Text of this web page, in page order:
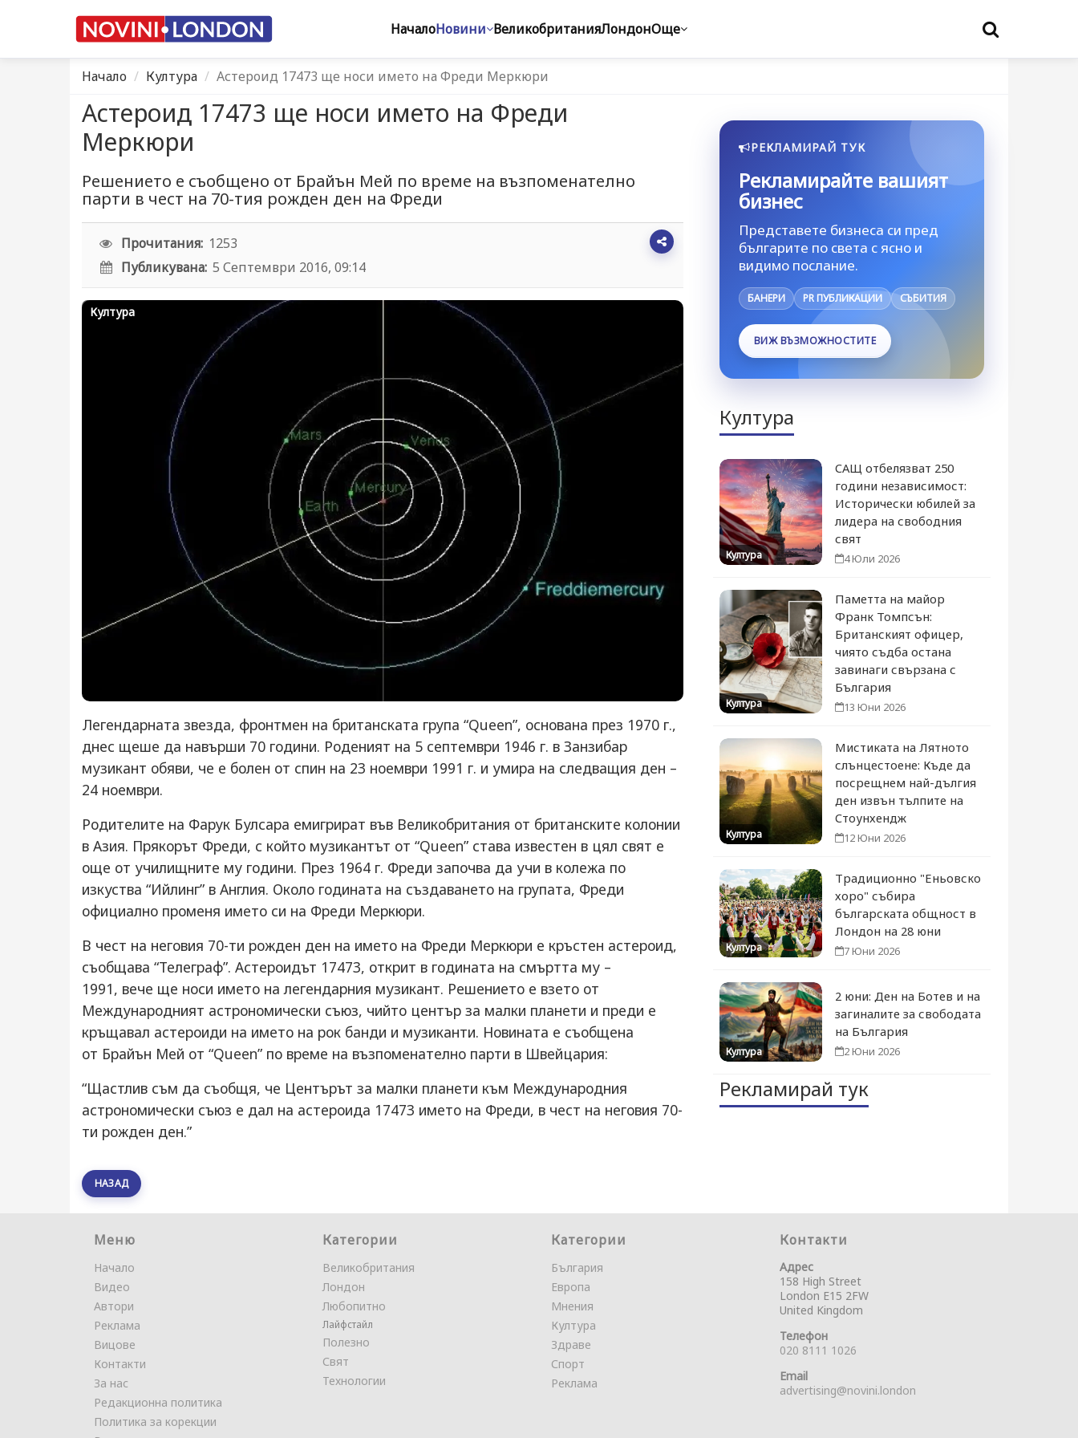
НачалоНовини ВеликобританияЛондонОще
Начало Култура Астероид 17473 ще носи името на Фреди Меркюри
Астероид 17473 ще носи името на Фреди
Меркюри
Решението е съобщено от Брайън Мей по време на възпоменателно
парти в чест на 70-тия рожден ден на Фреди
Прочитания: 1253
Публикувана: 5 Септември 2016, 09:14
Култура
Легендарната звезда, фронтмен на британската група “Queen”, основана през 1970 г.,
днес щеше да навърши 70 години. Роденият на 5 септември 1946 г. в Занзибар
музикант обяви, че е болен от спин на 23 ноември 1991 г. и умира на следващия ден –
24 ноември.
Родителите на Фарук Булсара емигрират във Великобритания от британските колонии
в Азия. Прякорът Фреди, с който музикантът от “Queen” става известен в цял свят е
още от училищните му години. През 1964 г. Фреди започва да учи в колежа по
изкуства “Ийлинг” в Англия. Около годината на създаването на групата, Фреди
официално променя името си на Фреди Меркюри.
В чест на неговия 70-ти рожден ден на името на Фреди Меркюри е кръстен астероид,
съобщава “Телеграф”. Астероидът 17473, открит в годината на смъртта му –
1991, вече ще носи името на легендарния музикант. Решението е взето от
Международният астрономически съюз, чийто център за малки планети и преди е
кръщавал астероиди на името на рок банди и музиканти. Новината е съобщена
от Брайън Мей от “Queen” по време на възпоменателно парти в Швейцария:
“Щастлив съм да съобщя, че Центърът за малки планети към Международния
астрономически съюз е дал на астероида 17473 името на Фреди, в чест на неговия 70-
ти рожден ден.”
НАЗАД
РЕКЛАМИРАЙ ТУК
Рекламирайте вашият
бизнес
Представете бизнеса си пред
българите по света с ясно и
видимо послание.
БАНЕРИ PR ПУБЛИКАЦИИ СЪБИТИЯ
ВИЖ ВЪЗМОЖНОСТИТЕ
Култура
Култура
САЩ отбелязват 250
години независимост:
Исторически юбилей за
лидера на свободния
свят
4 Юли 2026
Култура
Паметта на майор
Франк Томпсън:
Британският офицер,
чиято съдба остана
завинаги свързана с
България
13 Юни 2026
Култура
Мистиката на Лятното
слънцестоене: Къде да
посрещнем най-дългия
ден извън тълпите на
Стоунхендж
12 Юни 2026
Култура
Традиционно "Еньовско
хоро" събира
българската общност в
Лондон на 28 юни
7 Юни 2026
Култура
2 юни: Ден на Ботев и на
загиналите за свободата
на България
2 Юни 2026
Рекламирай тук
Меню
Начало
Видео
Автори
Реклама
Вицове
Контакти
За нас
Редакционна политика
Политика за корекции
Категории
Великобритания
Лондон
Любопитно
Лайфстайл
Полезно
Свят
Технологии
Категории
България
Европа
Мнения
Култура
Здраве
Спорт
Реклама
Контакти
Адрес
158 High Street
London E15 2FW
United Kingdom
Телефон
020 8111 1026
Email
advertising@novini.london